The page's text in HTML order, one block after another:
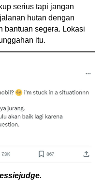
serius tapi jangan
hutan dengan
bantuan segera. Lokasi
itu.